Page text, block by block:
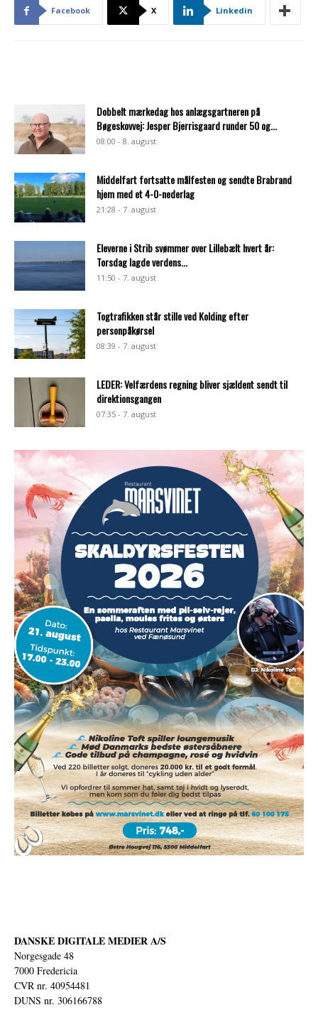
Facebook X Linkedin
Dobbelt mærkedag hos anlægsgartneren på
Bøgeskovvej: Jesper Bjerrisgaard runder 50 og...
08:00 - 8. august
Middelfart fortsatte målfesten og sendte Brabrand
hjem med et 4-0-nederlag
21:28 - 7. august
Eleverne i Strib svømmer over Lillebælt hvert år:
Torsdag lagde verdens...
11:50 - 7. august
Togtrafikken står stille ved Kolding efter
personpåkørsel
08:39 - 7. august
LEDER: Velfærdens regning bliver sjældent sendt til
direktionsgangen
07:35 - 7. august
DANSKE DIGITALE MEDIER A/S
Norgesgade 48
7000 Fredericia
CVR nr. 40954481
DUNS nr. 306166788